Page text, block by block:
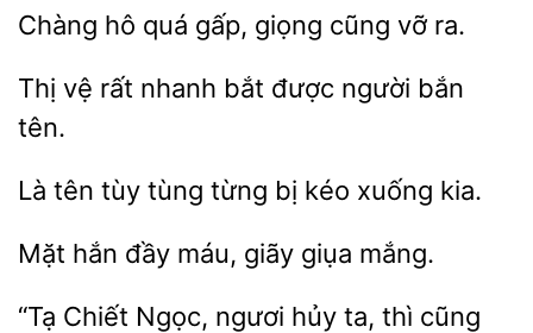
gấp, giọng cũng vỡ ra.
Thị vệ rất bắt người bắn
tên tùng từng bị kéo xuống
Mặt máu, giãy giụa
“Tạ Chiết Ngọc,
hủy ta, thì cũng